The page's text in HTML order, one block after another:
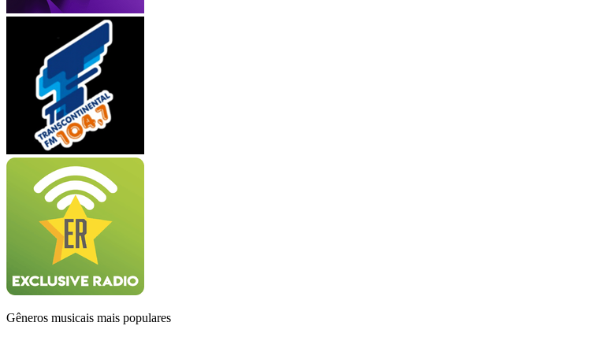
Gêneros musicais mais populares